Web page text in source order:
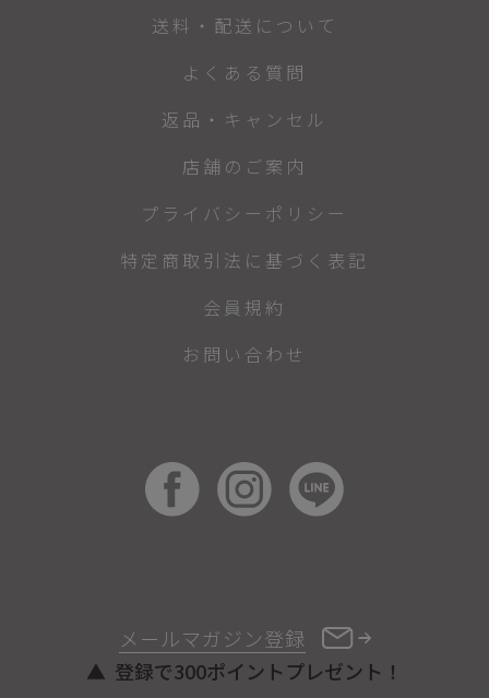
メールマガジン登録
登録で300ポイントプレゼント！
送料・配送について
よくある質問
返品・キャンセル
店舗のご案内
プライバシーポリシー
特定商取引法に基づく表記
会員規約
お問い合わせ